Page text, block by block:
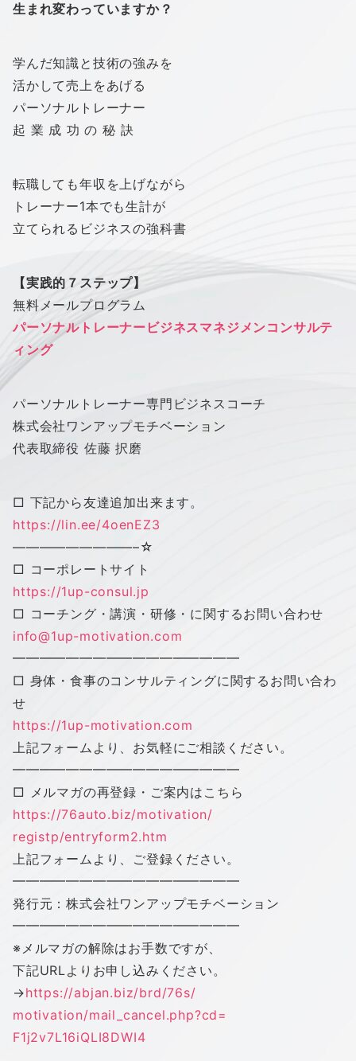
生まれ変わっていますか？
学んだ知識と技術の強みを
活かして売上をあげる
パーソナルトレーナー
起 業 成 功 の 秘 訣
転職しても年収を上げながら
トレーナー1本でも生計が
立てられるビジネスの強科書
【実践的７ステップ】
無料メールプログラム
パーソナルトレーナービジネスマネジメンコンサルテ
ィング
パーソナルトレーナー専門ビジネスコーチ
株式会社ワンアップモチベーション
代表取締役 佐藤 択磨
□ 下記から友達追加出来ます。
https://lin.ee/4oenEZ3
—————————–☆
□ コーポレートサイト
https://1up-consul.jp
□ コーチング・講演・研修・に関するお問い合わせ
info@1up-motivation.com
━━━━━━━━━━━━━━━━━
□ 身体・食事のコンサルティングに関するお問い合わ
せ
https://1up-motivation.com
上記フォームより、お気軽にご相談ください。
━━━━━━━━━━━━━━━━━
□ メルマガの再登録・ご案内はこちら
https://76auto.biz/motivation/
registp/entryform2.htm
上記フォームより、ご登録ください。
━━━━━━━━━━━━━━━━━
発行元：株式会社ワンアップモチベーション
━━━━━━━━━━━━━━━━━
※メルマガの解除はお手数ですが、
下記URLよりお申し込みください。
→https://abjan.biz/brd/76s/
motivation/mail_cancel.php?cd=
F1j2v7L16iQLI8DWI4